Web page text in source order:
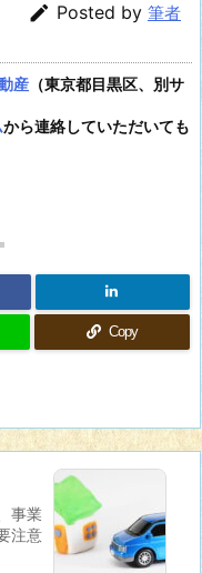
 Posted by 筆者
産 （東京都目黒区、別サ
から連絡していただいても
Copy
事業
注意